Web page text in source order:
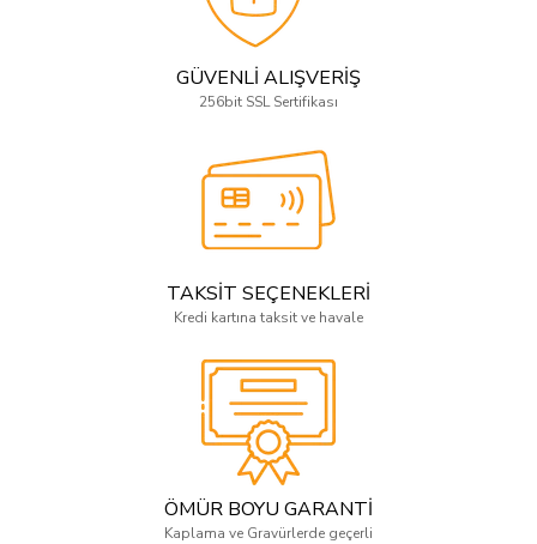
GÜVENLİ ALIŞVERİŞ
256bit SSL Sertifikası
TAKSİT SEÇENEKLERİ
Kredi kartına taksit ve havale
ÖMÜR BOYU GARANTİ
Kaplama ve Gravürlerde geçerli